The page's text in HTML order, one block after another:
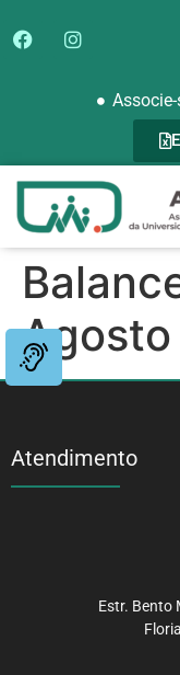
Associe-
Agosto
Atendimento
Estr. Bento